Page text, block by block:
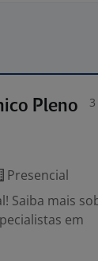
Pleno
Presencial
Saiba mais
em